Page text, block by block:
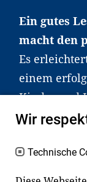
Ein gutes
macht den
Es
einem
Kinder und
haben aber
an Familien
Wir
Technische